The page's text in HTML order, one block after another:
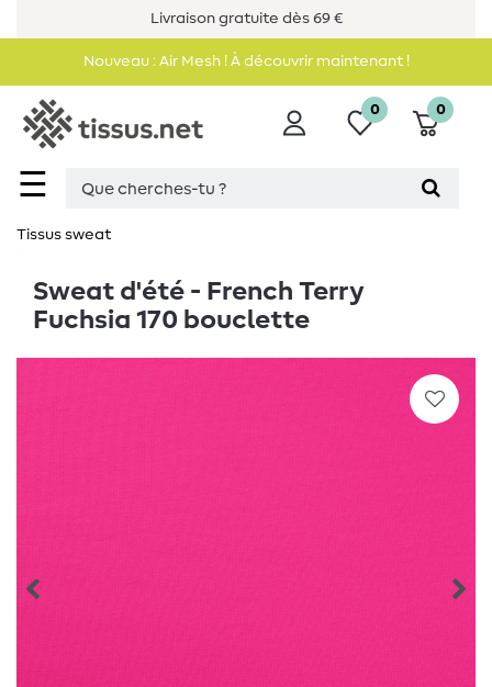
Livraison gratuite dès 69 €
Nouveau : Air Mesh ! À découvrir maintenant !
☰
0 0
Tissus sweat
Sweat d'été - French Terry
Fuchsia 170 bouclette